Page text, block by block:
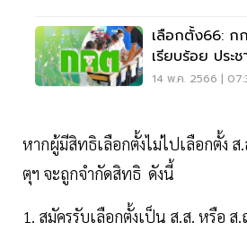
เลือกตั้ง66: ก
เรียบร้อย ประ
14 พ.ค. 2566 |
หากผู้มีสิทธิเลือกตั้งไม่ไปเลือกตั้ง ส.
ตุฯ จะถูกจำกัดสิทธิ ดังนี้
1. สมัครรับเลือกตั้งเป็น ส.ส. หรือ ส